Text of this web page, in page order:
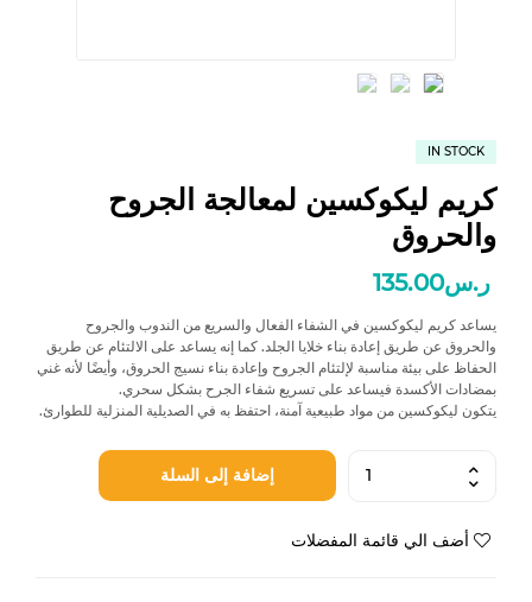
IN STOCK
كريم ليكوكسين لمعالجة الجروح
والحروق
ر.س135.00
يساعد كريم ليكوكسين في الشفاء الفعال والسريع من الندوب والجروح
والحروق عن طريق إعادة بناء خلايا الجلد. كما إنه يساعد على الالتئام عن طريق
الحفاظ على بيئة مناسبة لإلتئام الجروح وإعادة بناء نسيج الحروق، وأيضًا لأنه غني
بمضادات الأكسدة فيساعد على تسريع شفاء الجرح بشكل سحري.
يتكون ليكوكسين من مواد طبيعية آمنة، احتفظ به في الصديلية المنزلية للطوارئ.
إضافة إلى السلة
أضف الي قائمة المفضلات